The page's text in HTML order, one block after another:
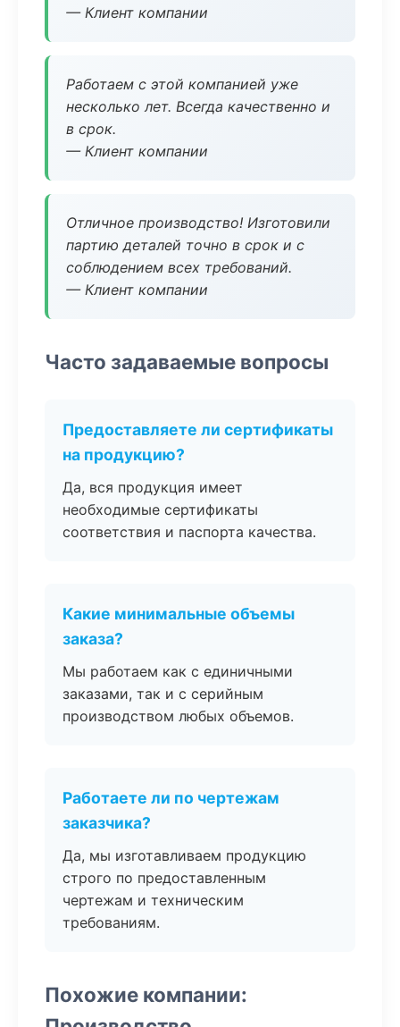
— Клиент компании
Работаем с этой компанией уже
несколько лет. Всегда качественно и
в срок.
— Клиент компании
Отличное производство! Изготовили
партию деталей точно в срок и с
соблюдением всех требований.
— Клиент компании
Часто задаваемые вопросы
Предоставляете ли сертификаты
на продукцию?
Да, вся продукция имеет
необходимые сертификаты
соответствия и паспорта качества.
Какие минимальные объемы
заказа?
Мы работаем как с единичными
заказами, так и с серийным
производством любых объемов.
Работаете ли по чертежам
заказчика?
Да, мы изготавливаем продукцию
строго по предоставленным
чертежам и техническим
требованиям.
Похожие компании: